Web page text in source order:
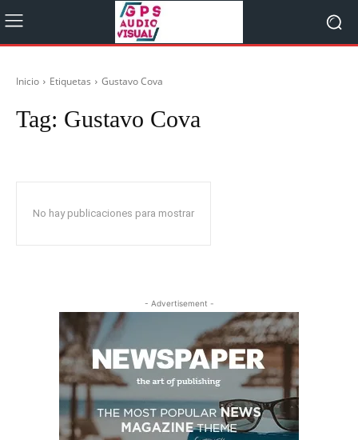
Inicio Etiquetas Gustavo Cova
Tag: Gustavo Cova
No hay publicaciones para mostrar
- Advertisement -